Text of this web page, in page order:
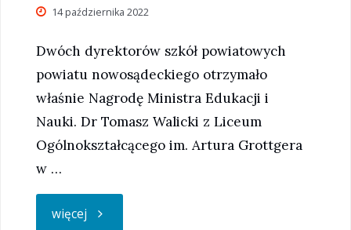
14 października 2022
Dwóch dyrektorów szkół powiatowych
powiatu nowosądeckiego otrzymało
właśnie Nagrodę Ministra Edukacji i
Nauki. Dr Tomasz Walicki z Liceum
Ogólnokształcącego im. Artura Grottgera
w …
więcej "Dyrektorzy